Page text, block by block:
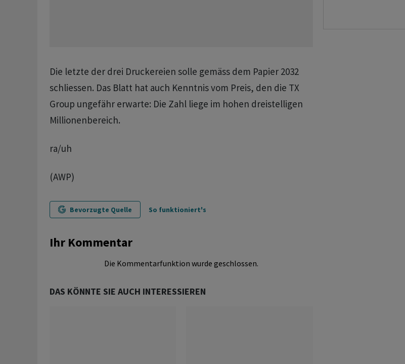
Die letzte der drei Druckereien solle gemäss dem Papier 2032
schliessen. Das Blatt hat auch Kenntnis vom Preis, den die TX
Group ungefähr erwarte: Die Zahl liege im hohen dreistelligen
Millionenbereich.
ra/uh
(AWP)
Bevorzugte Quelle So funktioniert's
Ihr Kommentar
Die Kommentarfunktion wurde geschlossen.
DAS KÖNNTE SIE AUCH INTERESSIEREN